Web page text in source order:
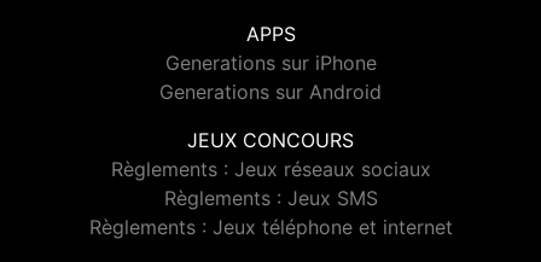
APPS
Generations sur iPhone
Generations sur Android
JEUX CONCOURS
Règlements : Jeux réseaux sociaux
Règlements : Jeux SMS
Règlements : Jeux téléphone et internet